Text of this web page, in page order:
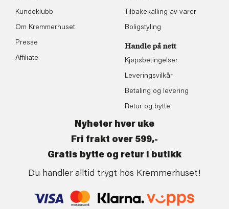
Kundeklubb
Om Kremmerhuset
Presse
Affiliate
Tilbakekalling av varer
Boligstyling
Handle på nett
Kjøpsbetingelser
Leveringsvilkår
Betaling og levering
Retur og bytte
Nyheter hver uke
Fri frakt over 599,-
Gratis bytte og retur i butikk
Du handler alltid trygt hos Kremmerhuset!